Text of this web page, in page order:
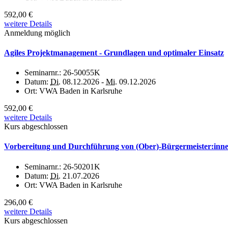
592,00 €
weitere Details
Anmeldung möglich
Agiles Projektmanagement - Grundlagen und optimaler Einsatz
Seminarnr.: 26-50055K
Datum: Di. 08.12.2026 - Mi. 09.12.2026
Ort: VWA Baden in Karlsruhe
592,00 €
weitere Details
Kurs abgeschlossen
Vorbereitung und Durchführung von (Ober)-
Seminarnr.: 26-50201K
Datum: Di. 21.07.2026
Ort: VWA Baden in Karlsruhe
296,00 €
weitere Details
Kurs abgeschlossen